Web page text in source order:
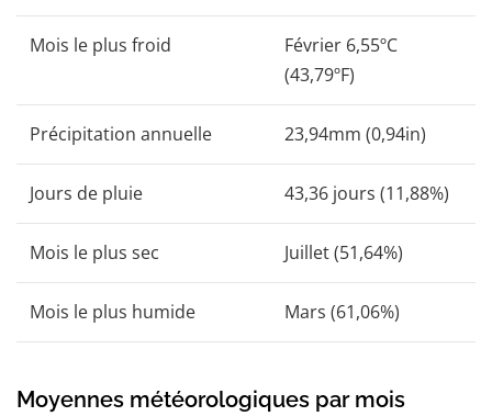
Mois le plus froid
Février 6,55ºC
(43,79ºF)
Précipitation annuelle 23,94mm (0,94in)
Jours de pluie 43,36 jours (11,88%)
Mois le plus sec Juillet (51,64%)
Mois le plus humide Mars (61,06%)
Moyennes météorologiques par mois